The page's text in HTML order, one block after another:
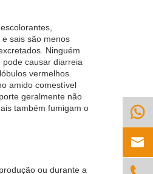
sais são menos
Ninguém
causar diarreia
vermelhos.
amido comestível
geralmente não
também fumigam o
ou durante a

